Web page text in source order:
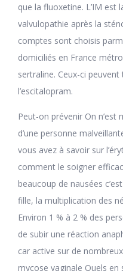
que la fluoxetine. L’IM est
valvulopathie après la
comptes sont choisis
domiciliés en France
sertraline. Ceux-ci
l’escitalopram.
Peut-on prévenir On n’est
d’une personne
vous avez à savoir sur
comment le soigner
beaucoup de nausées
fille, la multiplication des
Environ 1 % à 2 % des
de subir une réaction
car active sur de
mycose vaginale Quels